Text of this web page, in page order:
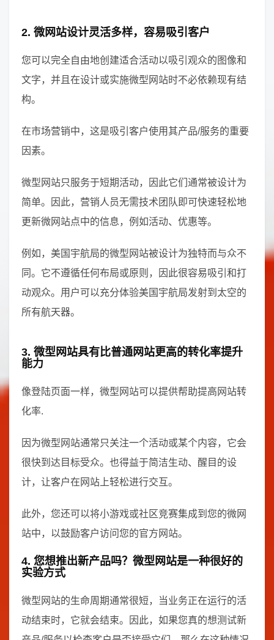
2. 微网站设计灵活多样，容易吸引客户
您可以完全自由地创建适合活动以吸引观众的图像和
文字，并且在设计或实施微型网站时不必依赖现有结
构。
在市场营销中，这是吸引客户使用其产品/服务的重要
因素。
微型网站只服务于短期活动，因此它们通常被设计为
简单。因此，营销人员无需技术团队即可快速轻松地
更新微网站点中的信息，例如活动、优惠等。
例如，美国宇航局的微型网站被设计为独特而与众不
同。它不遵循任何布局或原则，因此很容易吸引和打
动观众。用户可以充分体验美国宇航局发射到太空的
所有航天器。
3. 微型网站具有比普通网站更高的转化率提升
能力
像登陆页面一样，微型网站可以提供帮助提高网站转
化率.
因为微型网站通常只关注一个活动或某个内容，它会
很快到达目标受众。也得益于简洁生动、醒目的设
计，让客户在网站上轻松进行交互。
此外，您还可以将小游戏或社区竞赛集成到您的微网
站中，以鼓励客户访问您的官方网站。
4. 您想推出新产品吗？微型网站是一种很好的
实验方式
微型网站的生命周期通常很短，当业务正在运行的活
动结束时，它就会结束。因此，如果您真的想测试新